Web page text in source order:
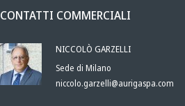
CONTATTI COMMERCIALI
NICCOLÒ GARZELLI
Sede di Milano
niccolo.garzelli@aurigaspa.com